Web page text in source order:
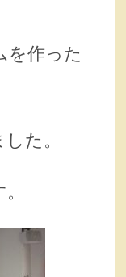
を作った
た。